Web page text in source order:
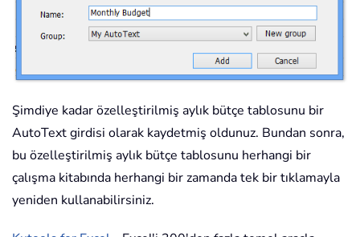
Şimdiye kadar özelleştirilmiş aylık bütçe tablosunu bir
AutoText girdisi olarak kaydetmiş oldunuz. Bundan sonra,
bu özelleştirilmiş aylık bütçe tablosunu herhangi bir
çalışma kitabında herhangi bir zamanda tek bir tıklamayla
yeniden kullanabilirsiniz.